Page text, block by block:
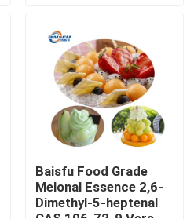
Baisfu Food Grade
Melonal Essence 2,6-
Dimethyl-5-heptenal